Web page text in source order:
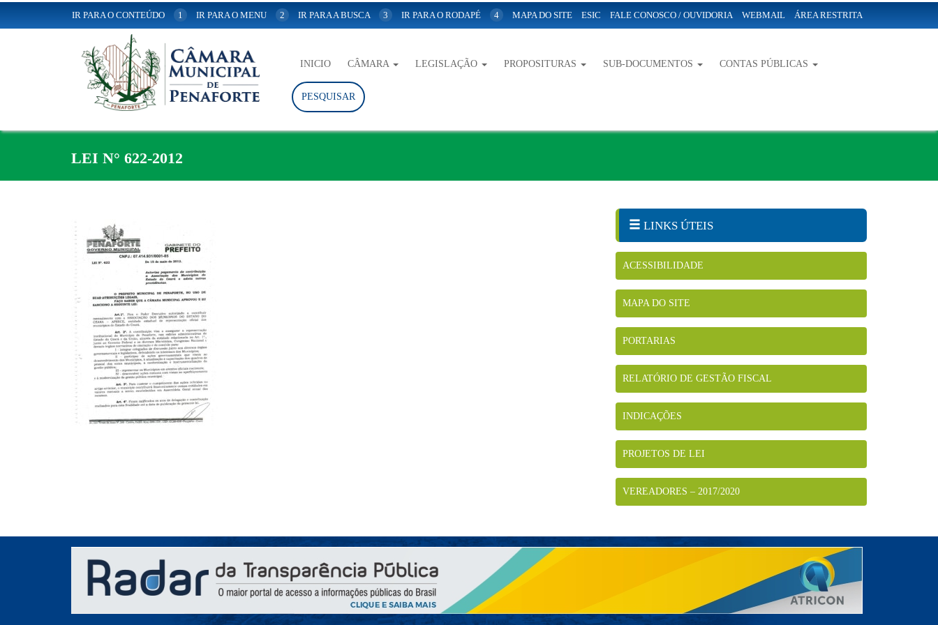
IR PARA O CONTEÚDO 1 IR PARA O MENU 2 IR PARA A BUSCA 3 IR PARA O RODAPÉ 4 MAPA DO SITE ESIC FALE CONOSCO / OUVIDORIA WEBMAIL ÁREA RESTRITA
INICIO CÂMARA LEGISLAÇÃO PROPOSITURAS SUB-DOCUMENTOS CONTAS PÚBLICAS
PESQUISAR
LEI N° 622-2012
LINKS ÚTEIS
ACESSIBILIDADE
MAPA DO SITE
PORTARIAS
RELATÓRIO DE GESTÃO FISCAL
INDICAÇÕES
PROJETOS DE LEI
VEREADORES – 2017/2020